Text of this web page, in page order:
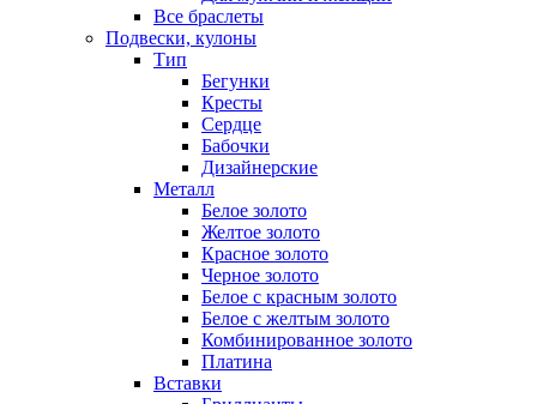
Все браслеты
Подвески, кулоны
Тип
Бегунки
Кресты
Сердце
Бабочки
Дизайнерские
Металл
Белое золото
Желтое золото
Красное золото
Черное золото
Белое с красным золото
Белое с желтым золото
Комбинированное золото
Платина
Вставки